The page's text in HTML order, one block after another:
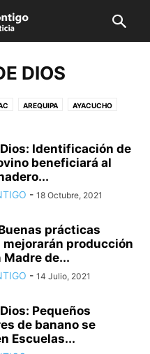
DIOS
AREQUIPA AYACUCHO
PASCO PIURA PUNO
TUMBES
Identificación de
beneficiará al
- 18 Octubre, 2021
prácticas
mejorarán producción
Madre de...
- 14 Julio, 2021
Pequeños
de banano se
Escuelas...